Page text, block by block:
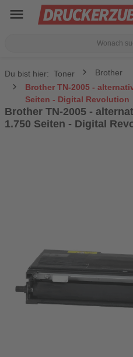
menu
Du bist hier: Toner
Brother
Brother TN-2005 -
Seiten - Digital Revolution
Brother TN-2005 -
1.750 Seiten - Digital